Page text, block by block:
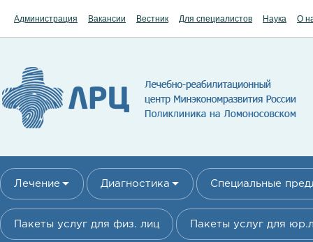
Администрация Вакансии Вестник Для специалистов Наука О
Лечение Диагностика Специальные
Пакеты услуг для физ. лиц Пакеты услуг для